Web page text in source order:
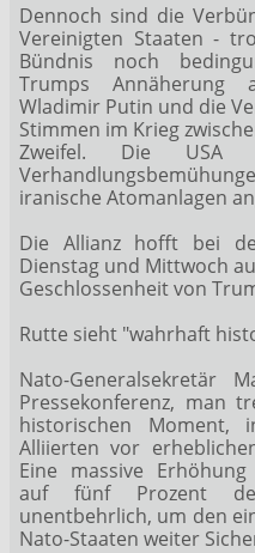
Dennoch sind die
Vereinigten Staaten -
Bündnis noch
Trumps Annäherung
Wladimir Putin und die
Stimmen im Krieg
Zweifel. Die USA
iranische Atomanlagen
Die Allianz hofft bei
Dienstag und Mittwoch
Geschlossenheit von
Rutte sieht "wahrhaft
Nato-Generalsekretär
Pressekonferenz, man
historischen
Alliierten vor
Eine massive
auf fünf Prozent
unentbehrlich, um den
Nato-Staaten weiter